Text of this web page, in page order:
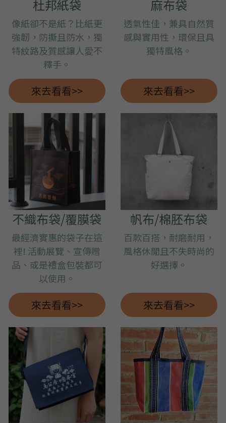
➢化妝盥洗包/收納袋
➢皮革包袋
➢網布袋
➢台灣茄芷袋
➢台灣CORDURA®尼龍布包
➢好神Q版神明公仔
杜邦紙袋
像紙卻不是紙？比紙更
強韌，防撕且防水，獨
特紋路及質感讓人愛不
釋手。
來去看看>>
不織布袋/覆膜袋
最經濟實惠的袋子在這
裡! 活動展覽、宣傳贈
品、或是禮盒包裝都可
以使用。
來去看看>>
麻布袋
透氣性佳，兼具自然質
感與實用性，環保且具
獨特風格。
來去看看>>
帆布/棉胚布袋
百款百搭，耐磨耐用，
風格休閒且不失時尚的
好選擇。
來去看看>>